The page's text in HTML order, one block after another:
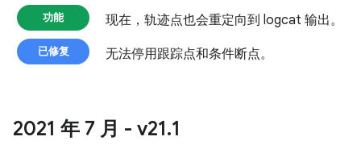
功能 现在，轨迹点也会重定向到 logcat 输出。
已修复 无法停用跟踪点和条件断点。
2021 年 7 月 - v21.1